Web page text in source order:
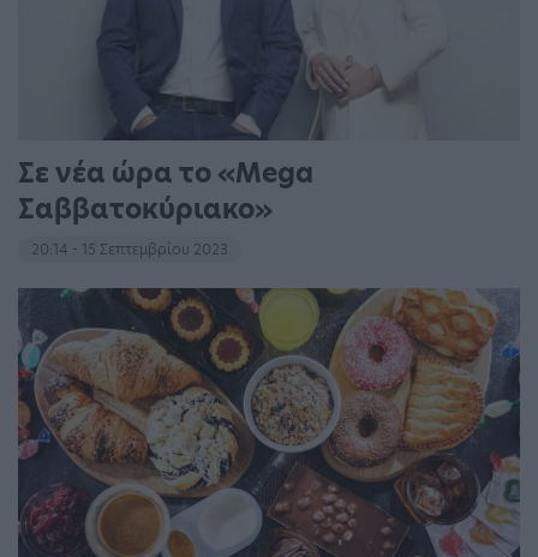
Σε νέα ώρα το «Mega
Σαββατοκύριακο»
20:14 - 15 Σεπτεμβρίου 2023